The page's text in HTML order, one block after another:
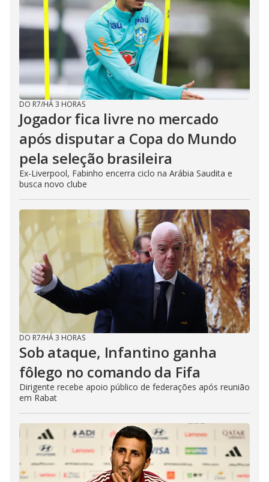
DO R7/HÁ 3 HORAS
Jogador fica livre no mercado
após disputar a Copa do Mundo
pela seleção brasileira
Ex-Liverpool, Fabinho encerra ciclo na Arábia Saudita e
busca novo clube
DO R7/HÁ 3 HORAS
Sob ataque, Infantino ganha
fôlego no comando da Fifa
Dirigente recebe apoio público de federações após reunião
em Rabat